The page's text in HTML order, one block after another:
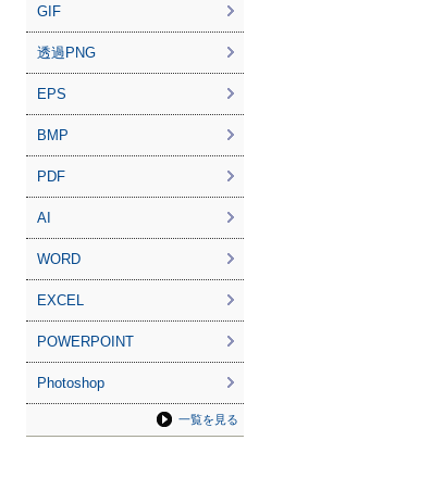
GIF
透過PNG
EPS
BMP
PDF
AI
WORD
EXCEL
POWERPOINT
Photoshop
一覧を見る